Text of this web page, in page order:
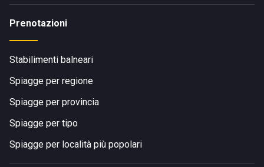
Prenotazioni
Stabilimenti balneari
Spiagge per regione
Spiagge per provincia
Spiagge per tipo
Spiagge per località più popolari